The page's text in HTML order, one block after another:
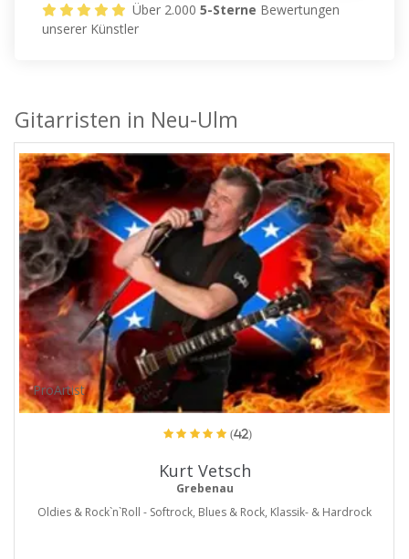
Über 2.0005-Sterne Bewertungen
unserer Künstler
Gitarristen in Neu-Ulm
ProArtist
(42)
Kurt Vetsch
Grebenau
Oldies & Rock`n`Roll - Softrock, Blues & Rock, Klassik- & Hardrock